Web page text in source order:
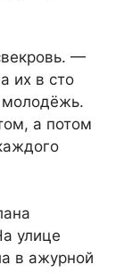
—
их в сто
молодёжь.
а потом
улице
в ажурной